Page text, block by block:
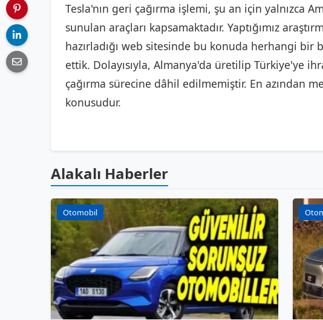
Tesla'nın geri çağırma işlemi, şu an için yalnızca
sunulan araçları kapsamaktadır. Yaptığımız
hazırladığı web sitesinde bu konuda herhangi bir
ettik. Dolayısıyla, Almanya'da üretilip Türkiye'ye
çağırma sürecine dâhil edilmemiştir. En azından
konusudur.
Alakalı Haberler
Otomobil